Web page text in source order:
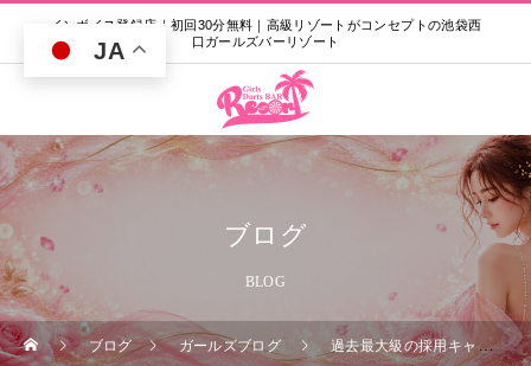
インボイス登録店｜初回30分無料｜高級リゾートがコンセプトの池袋西
口ガールズバーリゾート
ブログ
BLOG
ブログ ガールズブログ 過去最大級の採用キャンペーン
JA